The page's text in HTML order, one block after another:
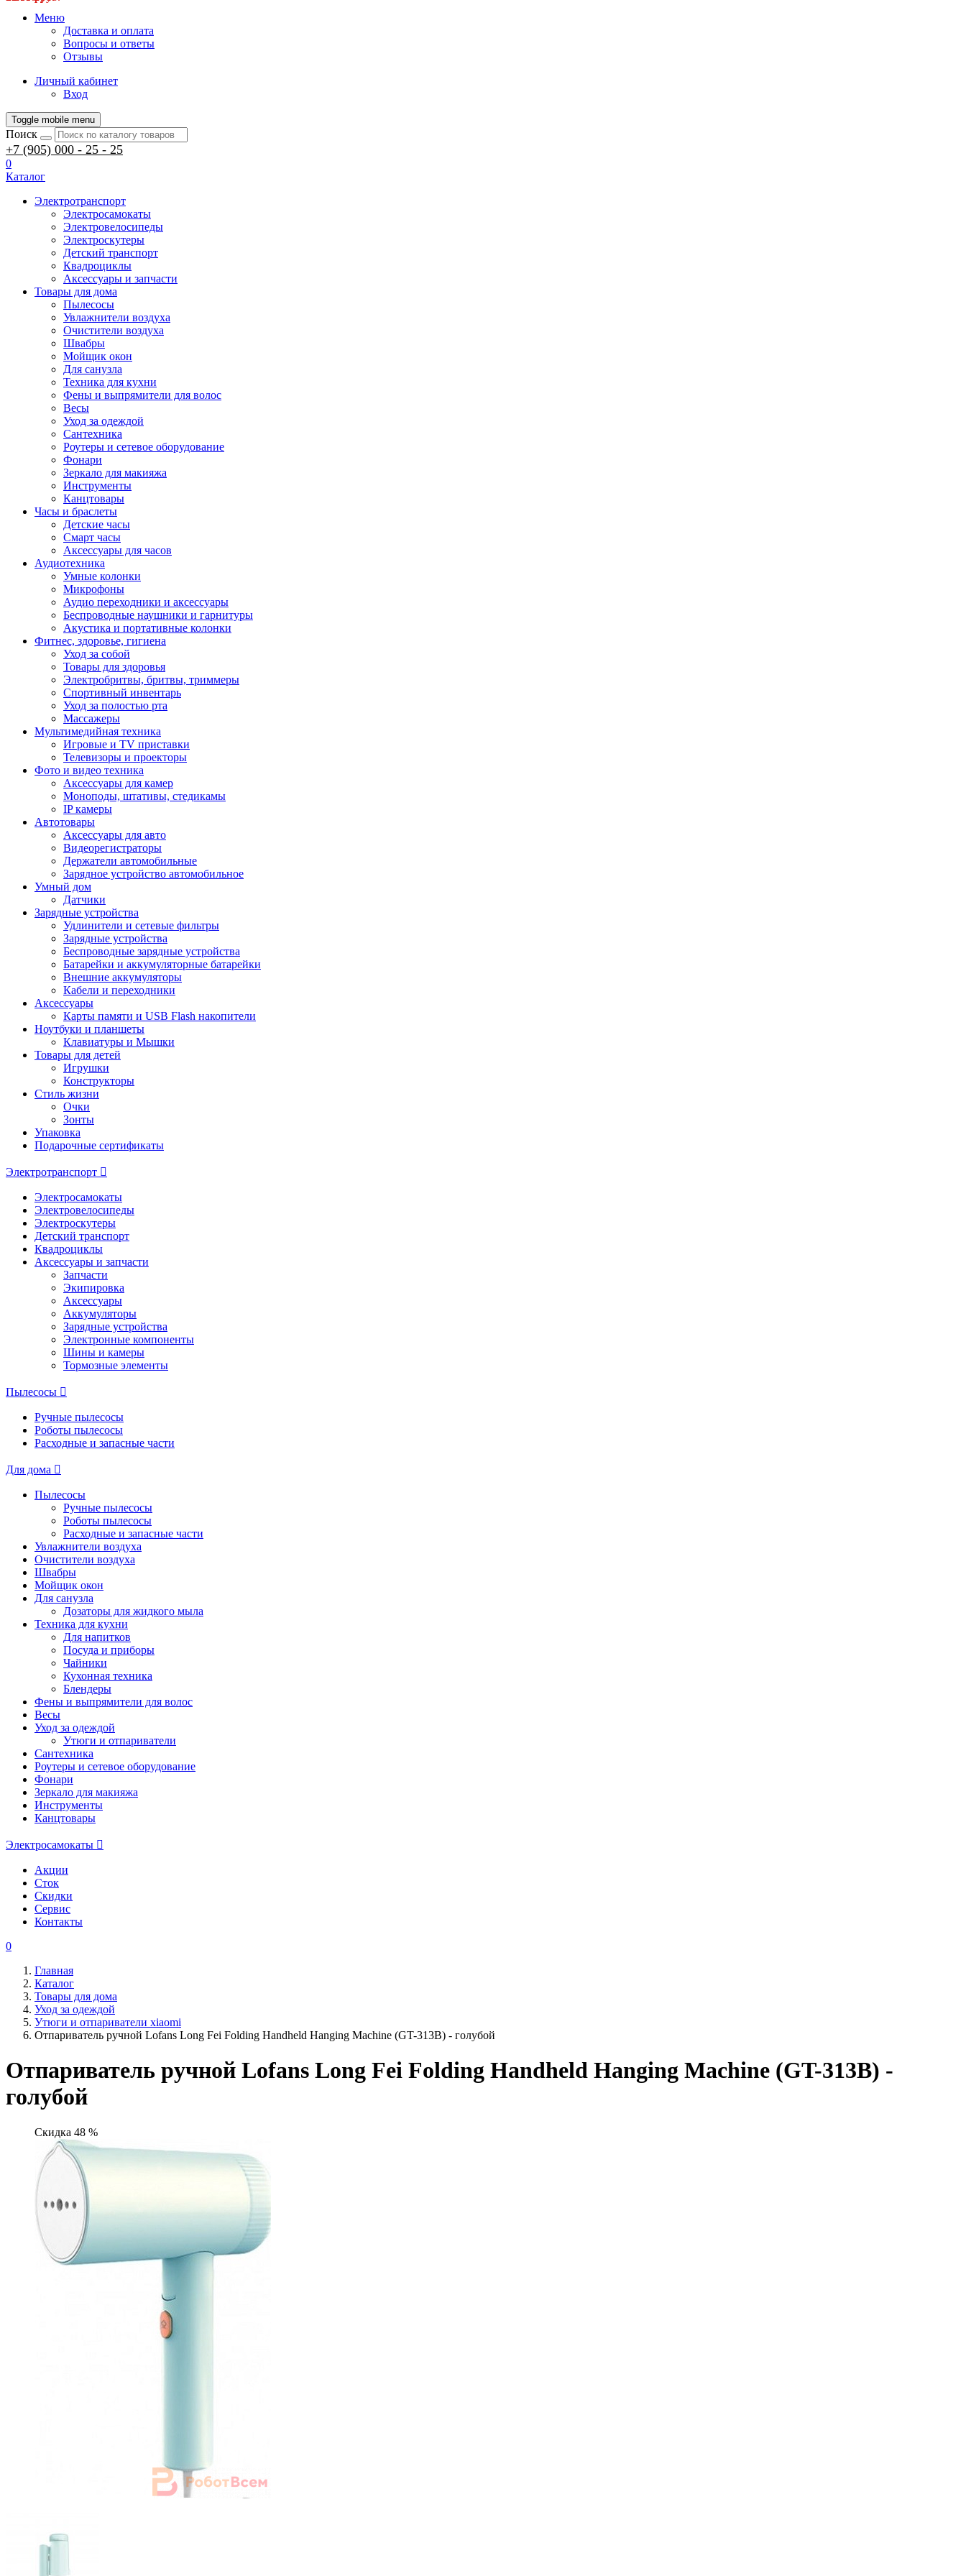
Меню
Доставка и оплата
Вопросы и ответы
Отзывы
Личный кабинет
Вход
Toggle mobile menu
Поиск
+7 (905) 000 - 25 - 25
0
Каталог
Электротранспорт
Электросамокаты
Электровелосипеды
Электроскутеры
Детский транспорт
Квадроциклы
Аксессуары и запчасти
Товары для дома
Пылесосы
Увлажнители воздуха
Очистители воздуха
Швабры
Мойщик окон
Для санузла
Техника для кухни
Фены и выпрямители для волос
Весы
Уход за одеждой
Сантехника
Роутеры и сетевое оборудование
Фонари
Зеркало для макияжа
Инструменты
Канцтовары
Часы и браслеты
Детские часы
Смарт часы
Аксессуары для часов
Аудиотехника
Умные колонки
Микрофоны
Аудио переходники и аксессуары
Беспроводные наушники и гарнитуры
Акустика и портативные колонки
Фитнес, здоровье, гигиена
Уход за собой
Товары для здоровья
Электробритвы, бритвы, триммеры
Спортивный инвентарь
Уход за полостью рта
Массажеры
Мультимедийная техника
Игровые и TV приставки
Телевизоры и проекторы
Фото и видео техника
Аксессуары для камер
Моноподы, штативы, стедикамы
IP камеры
Автотовары
Аксессуары для авто
Видеорегистраторы
Держатели автомобильные
Зарядное устройство автомобильное
Умный дом
Датчики
Зарядные устройства
Удлинители и сетевые фильтры
Зарядные устройства
Беспроводные зарядные устройства
Батарейки и аккумуляторные батарейки
Внешние аккумуляторы
Кабели и переходники
Аксессуары
Карты памяти и USB Flash накопители
Ноутбуки и планшеты
Клавиатуры и Мышки
Товары для детей
Игрушки
Конструкторы
Стиль жизни
Очки
Зонты
Упаковка
Подарочные сертификаты
Электротранспорт
Электросамокаты
Электровелосипеды
Электроскутеры
Детский транспорт
Квадроциклы
Аксессуары и запчасти
Запчасти
Экипировка
Аксессуары
Аккумуляторы
Зарядные устройства
Электронные компоненты
Шины и камеры
Тормозные элементы
Пылесосы
Ручные пылесосы
Роботы пылесосы
Расходные и запасные части
Для дома
Пылесосы
Ручные пылесосы
Роботы пылесосы
Расходные и запасные части
Увлажнители воздуха
Очистители воздуха
Швабры
Мойщик окон
Для санузла
Дозаторы для жидкого мыла
Техника для кухни
Для напитков
Посуда и приборы
Чайники
Кухонная техника
Блендеры
Фены и выпрямители для волос
Весы
Уход за одеждой
Утюги и отпариватели
Сантехника
Роутеры и сетевое оборудование
Фонари
Зеркало для макияжа
Инструменты
Канцтовары
Электросамокаты
Акции
Сток
Скидки
Сервис
Контакты
0
Главная
Каталог
Товары для дома
Уход за одеждой
Утюги и отпариватели xiaomi
Отпариватель ручной Lofans Long Fei Folding Handheld Hanging Machine (GT-313B) - голубой
Отпариватель ручной Lofans Long Fei Folding Handheld Hanging Machine (GT-313B) -
голубой
Скидка 48 %